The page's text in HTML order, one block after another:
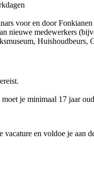
voor en door Fonkianen
nieuwe medewerkers
Huishoudbeurs,
je minimaal 17 jaar
vacature en voldoe je aan